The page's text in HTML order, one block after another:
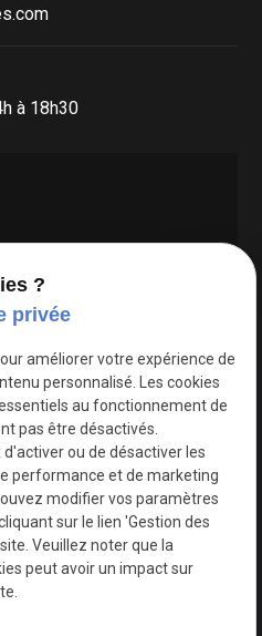
à 18h30
est désactivé.
?
privée
améliorer votre expérience de
personnalisé. Les cookies
au fonctionnement de
pas être désactivés.
ou de désactiver les
performance et de marketing
modifier vos paramètres
sur le lien 'Gestion des
Veuillez noter que la
peut avoir un impact sur